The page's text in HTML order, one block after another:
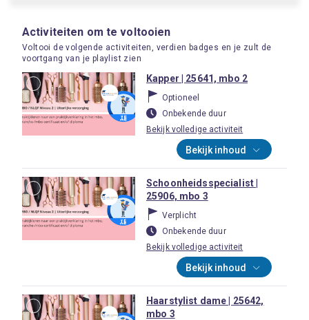
Activiteiten om te voltooien
Voltooi de volgende activiteiten, verdien badges en je zult de
voortgang van je playlist zien
Kapper | 25641, mbo 2
Optioneel
Onbekende duur
Bekijk volledige activiteit
Bekijk inhoud
Schoonheidsspecialist |
25906, mbo 3
Verplicht
Onbekende duur
Bekijk volledige activiteit
Bekijk inhoud
Haarstylist dame | 25642,
mbo 3